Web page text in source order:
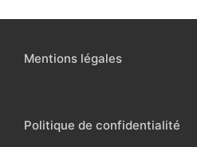
Mentions légales
Politique de confidentialité